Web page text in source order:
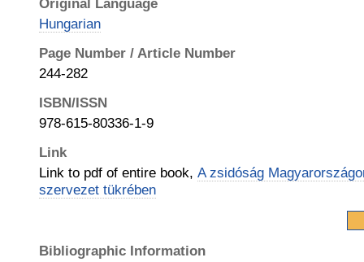
Original Language
Hungarian
Page Number / Article Number
244-282
ISBN/ISSN
978-615-80336-1-9
Link
Link to pdf of entire book, A zsidóság
szervezet tükrében
Bibliographic Information